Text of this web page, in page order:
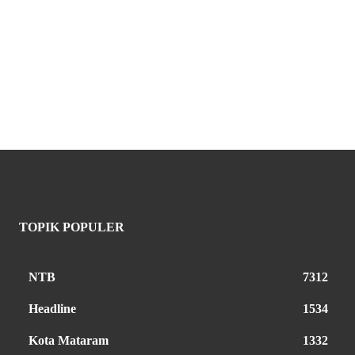
TOPIK POPULER
NTB 7312
Headline 1534
Kota Mataram 1332